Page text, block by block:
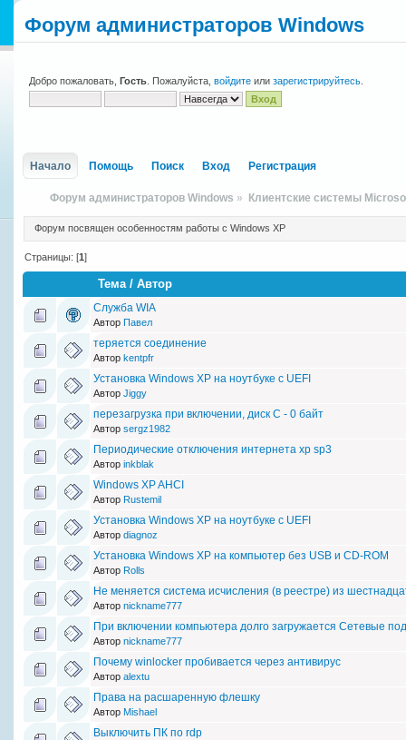
Форум администраторов Windows
Добро пожаловать, Гость . Пожалуйста, войдите или зарегистрируйтесь
Начало Помощь Поиск Вход Регистрация
Форум администраторов Windows » Клиентские системы
Форум посвящен особенностям работы с Windows XP
Страницы: [1]
Тема /Автор
Служба WIA
Автор Павел
теряется соединение
Автор kentpfr
Установка Windows XP на ноутбуке с UEFI
Автор Jiggy
перезагрузка при включении, диск С - 0 байт
Автор sergz1982
Периодические отключения интернета xp sp3
Автор inkblak
Windows XP AHCI
Автор Rustemil
Установка Windows XP на ноутбуке с UEFI
Автор diagnoz
Установка Windows XP на компьютер без USB и CD-ROM
Автор Rolls
Не меняется система исчисления (в реестре) из
Автор nickname777
При включении компьютера долго загружается Сетевые
Автор nickname777
Почему winlocker пробивается через антивирус
Автор alextu
Права на расшаренную флешку
Автор Mishael
Выключить ПК по rdp